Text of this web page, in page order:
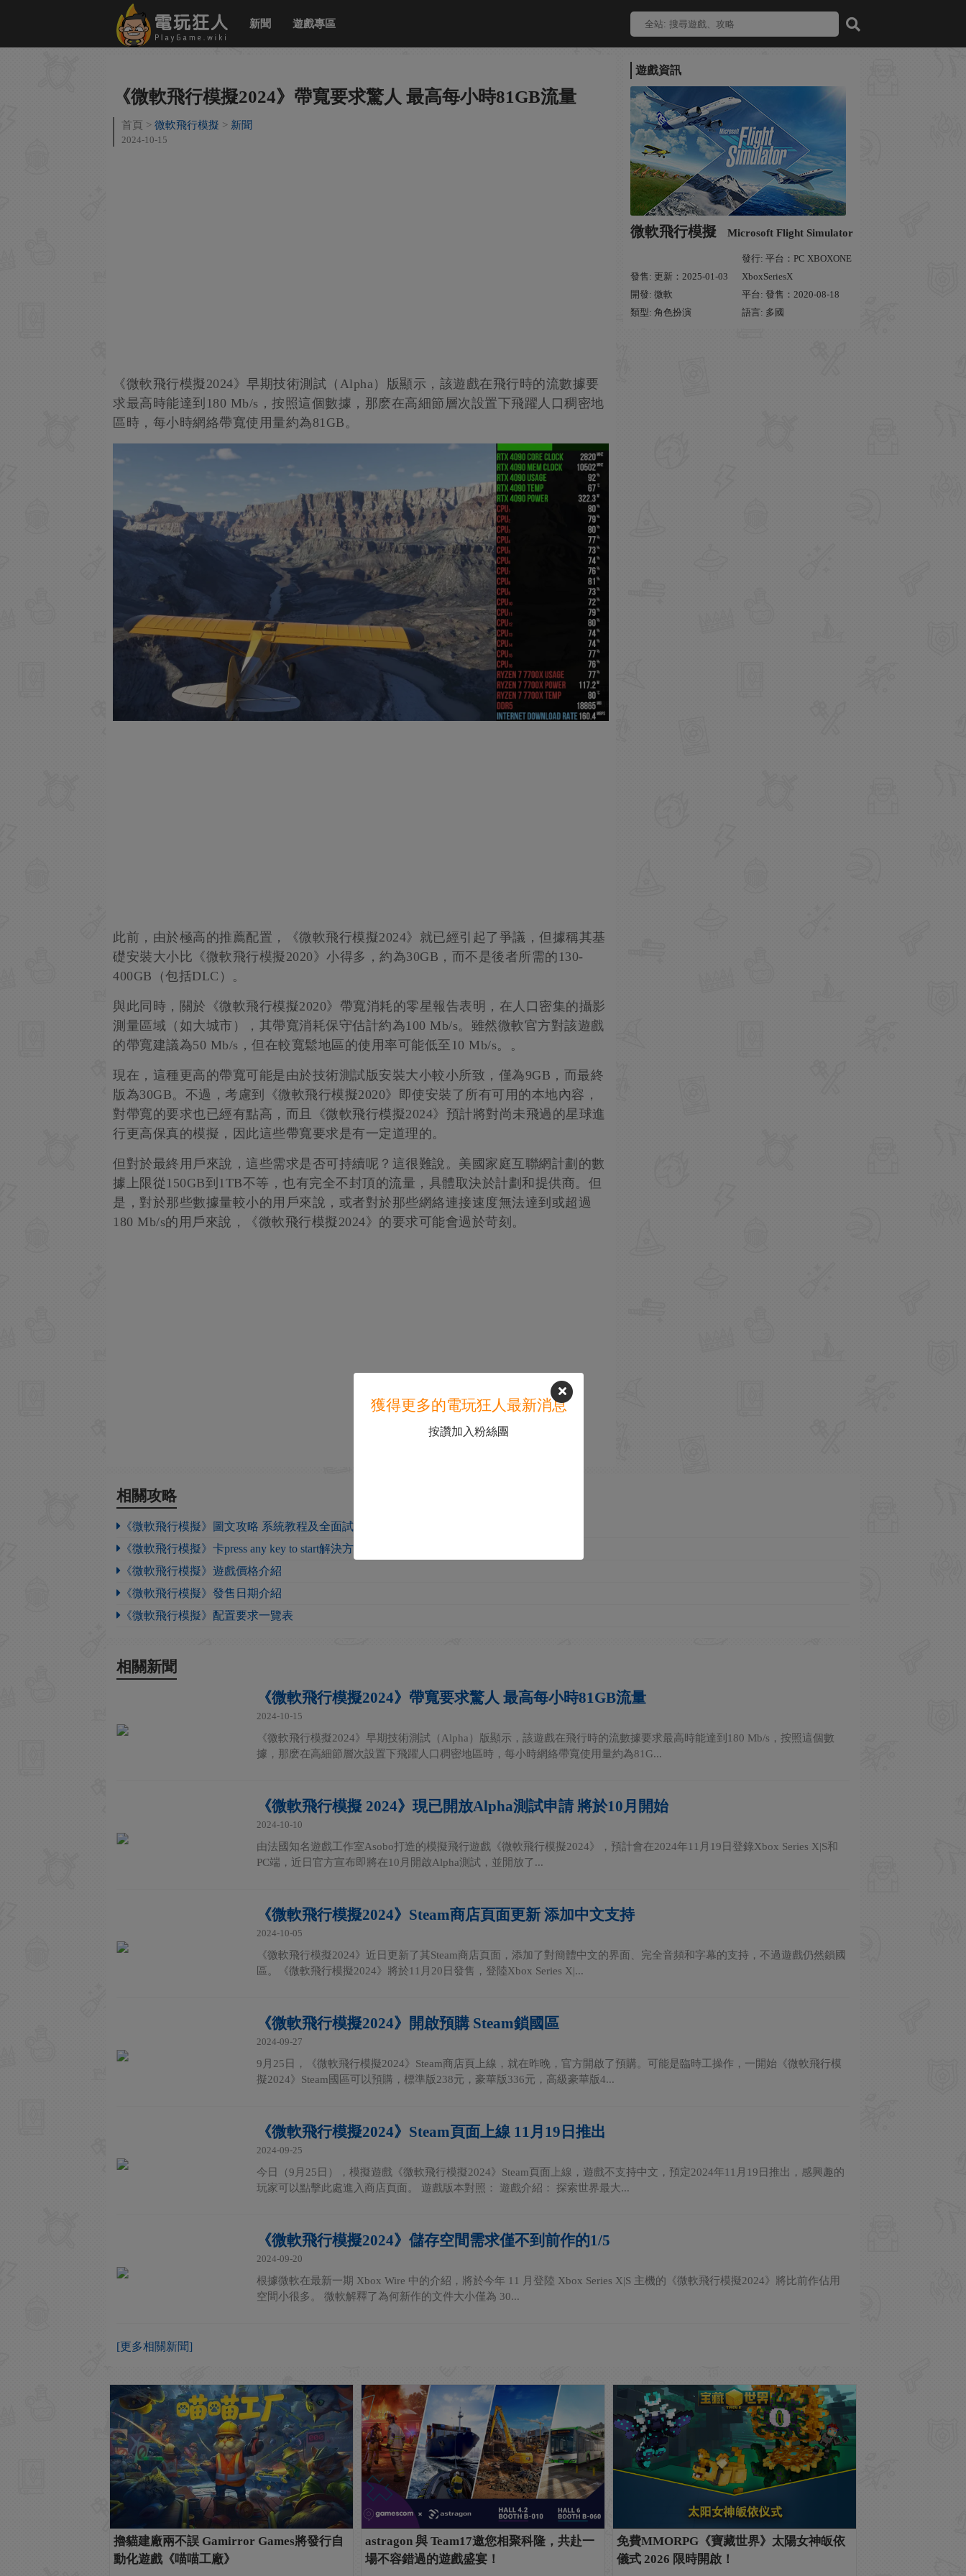
新聞 遊戲專區
遊戲資訊
微軟飛行模擬 Microsoft Flight Simulator
發售: 更新：2025-01-03
發行: 平台：PC XBOXONE
XboxSeriesX
開發: 微軟
平台: 發售：2020-08-18
類型: 角色扮演
語言: 多國
《微軟飛行模擬2024》帶寬要求驚人 最高每小時81GB流量
首頁 微軟飛行模擬 新聞
2024-10-15
《微軟飛行模擬2024》早期技術測試（Alpha）版顯示，該遊戲在飛行時的流數據要
求最高時能達到180 Mb/s，按照這個數據，那麽在高細節層次設置下飛躍人口稠密地
區時，每小時網絡帶寬使用量約為81GB。
此前，由於極高的推薦配置，《微軟飛行模擬2024》就已經引起了爭議，但據稱其基
礎安裝大小比《微軟飛行模擬2020》小得多，約為30GB，而不是後者所需的130-
400GB（包括DLC）。
與此同時，關於《微軟飛行模擬2020》帶寬消耗的零星報告表明，在人口密集的攝影
測量區域（如大城市），其帶寬消耗保守估計約為100 Mb/s。雖然微軟官方對該遊戲
的帶寬建議為50 Mb/s，但在較寬鬆地區的使用率可能低至10 Mb/s。。
現在，這種更高的帶寬可能是由於技術測試版安裝大小較小所致，僅為9GB，而最終
版為30GB。不過，考慮到《微軟飛行模擬2020》即使安裝了所有可用的本地內容，
對帶寬的要求也已經有點高，而且《微軟飛行模擬2024》預計將對尚未飛過的星球進
行更高保真的模擬，因此這些帶寬要求是有一定道理的。
但對於最終用戶來說，這些需求是否可持續呢？這很難說。美國家庭互聯網計劃的數
據上限從150GB到1TB不等，也有完全不封頂的流量，具體取決於計劃和提供商。但
是，對於那些數據量較小的用戶來說，或者對於那些網絡連接速度無法達到或超過
180 Mb/s的用戶來說，《微軟飛行模擬2024》的要求可能會過於苛刻。
相關攻略
《微軟飛行模擬》圖文攻略 系統教程及全面試玩解析攻略
《微軟飛行模擬》卡press any key to start解決方法
《微軟飛行模擬》遊戲價格介紹
《微軟飛行模擬》發售日期介紹
《微軟飛行模擬》配置要求一覽表
相關新聞
《微軟飛行模擬2024》帶寬要求驚人 最高每小時81GB流量
2024-10-15
《微軟飛行模擬2024》早期技術測試（Alpha）版顯示，該遊戲在飛行時的流數據要求最高時能達到180 Mb/s，按照這個數
據，那麽在高細節層次設置下飛躍人口稠密地區時，每小時網絡帶寬使用量約為81G...
《微軟飛行模擬 2024》現已開放Alpha測試申請 將於10月開始
2024-10-10
由法國知名遊戲工作室Asobo打造的模擬飛行遊戲《微軟飛行模擬2024》，預計會在2024年11月19日登錄Xbox Series X|S和
PC端，近日官方宣布即將在10月開啟Alpha測試，並開放了...
《微軟飛行模擬2024》Steam商店頁面更新 添加中文支持
2024-10-05
《微軟飛行模擬2024》近日更新了其Steam商店頁面，添加了對簡體中文的界面、完全音頻和字幕的支持，不過遊戲仍然鎖國
區。《微軟飛行模擬2024》將於11月20日發售，登陸Xbox Series X|...
《微軟飛行模擬2024》開啟預購 Steam鎖國區
2024-09-27
9月25日，《微軟飛行模擬2024》Steam商店頁上線，就在昨晚，官方開啟了預購。可能是臨時工操作，一開始《微軟飛行模
擬2024》Steam國區可以預購，標準版238元，豪華版336元，高級豪華版4...
《微軟飛行模擬2024》Steam頁面上線 11月19日推出
2024-09-25
今日（9月25日），模擬遊戲《微軟飛行模擬2024》Steam頁面上線，遊戲不支持中文，預定2024年11月19日推出，感興趣的
玩家可以點擊此處進入商店頁面。 遊戲版本對照： 遊戲介紹： 探索世界最大...
《微軟飛行模擬2024》儲存空間需求僅不到前作的1/5
2024-09-20
根據微軟在最新一期 Xbox Wire 中的介紹，將於今年 11 月登陸 Xbox Series X|S 主機的《微軟飛行模擬2024》將比前作佔用
空間小很多。 微軟解釋了為何新作的文件大小僅為 30...
[更多相關新聞]
擼貓建廠兩不誤 Gamirror Games將發行自
動化遊戲《喵喵工廠》
astragon 與 Team17邀您相聚科隆，共赴一
場不容錯過的遊戲盛宴！
免費MMORPG《寶藏世界》太陽女神皈依
儀式 2026 限時開啟！
獲得更多的電玩狂人最新消息
按讚加入粉絲團